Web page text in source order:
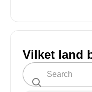
Vilket land